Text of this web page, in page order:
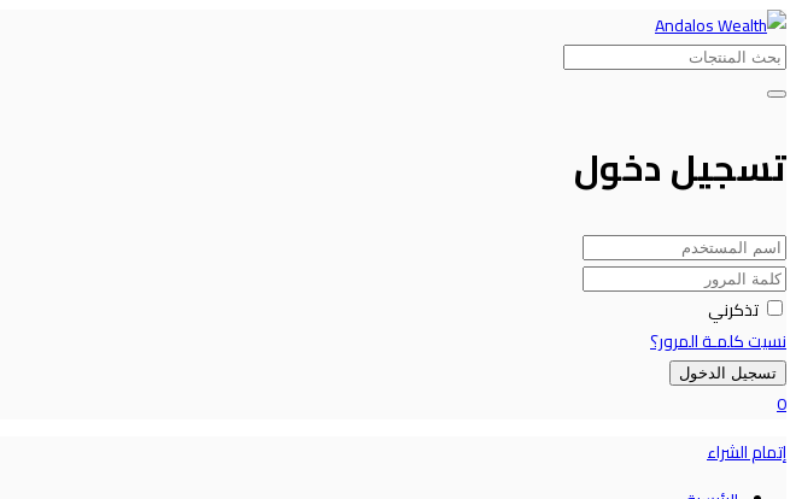
تسجيل دخول
تذكرني
نسيت كلمـة المرور؟
تسجيل الدخول
0
إتمام الشراء